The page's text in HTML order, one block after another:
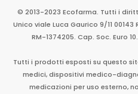
© 2013-2023 Ecofarma. Tutti i
Unico viale Luca Gaurico 9/11 00143
RM-1374205. Cap. Soc. Euro
Tutti i prodotti esposti su questo
medici, dispositivi medico-
medicazioni per uso esterno,